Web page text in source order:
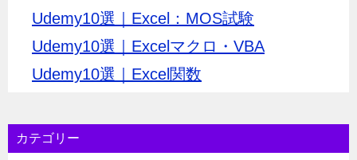
Udemy10選｜Excel：MOS試験
Udemy10選｜Excelマクロ・VBA
Udemy10選｜Excel関数
カテゴリー